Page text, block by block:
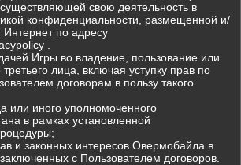
свою деятельность в
конфиденциальности, размещенной и/
Интернет по адресу
.
Игры во владение, пользование или
третьего лица, включая уступку прав по
договорам в пользу такого
или иного уполномоченного
в рамках установленной
и законных интересов Овермобайла в
с Пользователем договоров.